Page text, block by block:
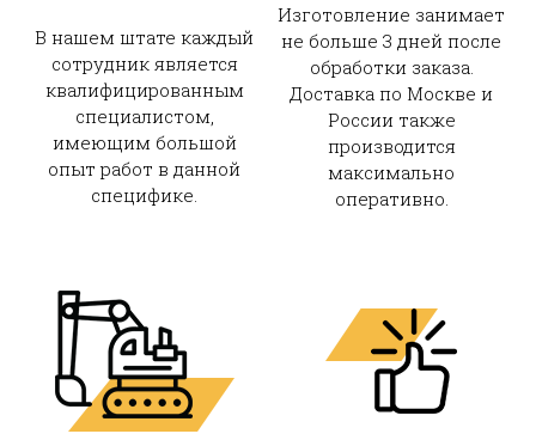
В нашем штате каждый
сотрудник является
квалифицированным
специалистом,
имеющим большой
опыт работ в данной
специфике.
Изготовление занимает
не больше 3 дней после
обработки заказа.
Доставка по Москве и
России также
производится
максимально
оперативно.